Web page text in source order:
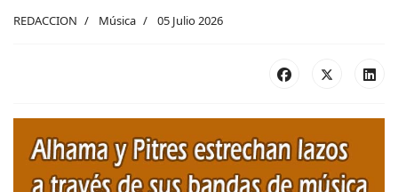
REDACCION Música 05 Julio 2026